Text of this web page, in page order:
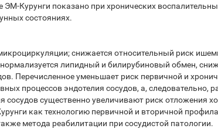
Курунги показано при хронических
состояниях.
снижается относительный риск
липидный и билирубиновый обмен,
Перечисленное уменьшает риск первичной и
процессов эндотелия сосудов, а, следовательно,
существенно увеличивают риск отложения
как технологию первичной и вторичной
метода реабилитации при сосудистой патологии.